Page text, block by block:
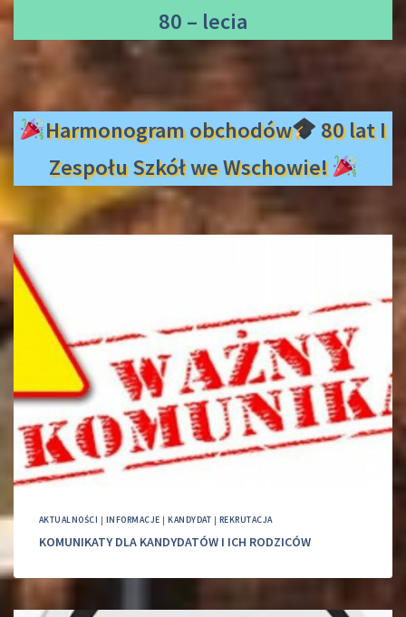
80 – lecia
Harmonogram obchodów
80 lat I
Zespołu Szkół we Wschowie!
AKTUALNOŚCI | INFORMACJE |KANDYDAT | REKRUTACJA
KOMUNIKATY DLA KANDYDATÓW I ICH RODZICÓW